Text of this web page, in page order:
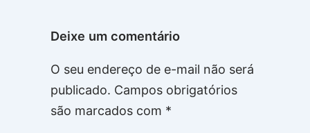
Deixe um comentário
O seu endereço de e-mail não será
publicado. Campos obrigatórios
são marcados com *